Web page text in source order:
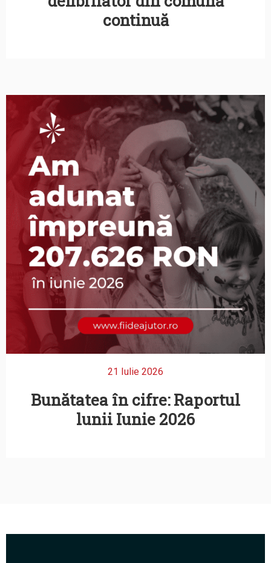
continuă
21 Iulie 2026
Bunătatea în cifre: Raportul
lunii Iunie 2026